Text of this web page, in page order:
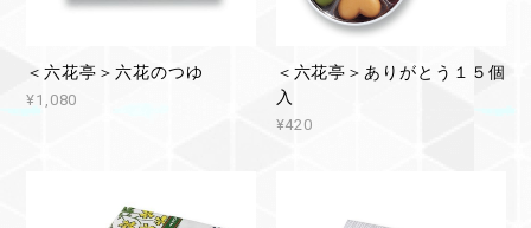
＜六花亭＞六花のつゆ
¥1,080
＜六花亭＞ありがとう１５個
入
¥420